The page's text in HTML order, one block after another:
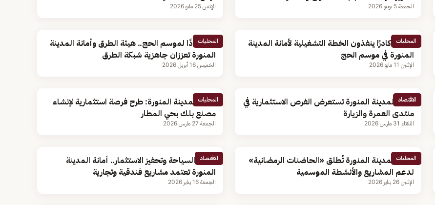
الجمعة 5 يونيو 2026 الإثنين 25 مايو 2026
المحليات
5730 كادرًا ينفذون الخطة التشغيلية لأمانة المدينة
المنورة في موسم الحج
الإثنين 11 مايو 2026
المحليات
استعدادًا لموسم الحج.. هيئة الطرق وأمانة المدينة
المنورة تعززان جاهزية شبكة الطرق
الخميس 16 أبريل 2026
الاقتصاد
أمانة المدينة المنورة تستعرض الفرص الاستثمارية في
منتدى العمرة والزيارة
الثلاثاء 31 مارس 2026
المحليات
أمانة المدينة المنورة: طرح فرصة استثمارية لإنشاء
مصنع بلك بحي المطار
الجمعة 27 مارس 2026
المحليات
أمانة المدينة المنورة تُطلق «الحاضنات الرمضانية»
لدعم المشاريع والأنشطة الموسمية
الإثنين 26 يناير 2026
الاقتصاد
لتعزيز السياحة وتحفيز الاستثمار.. أمانة المدينة
المنورة تعتمد مشاريع فندقية وتجارية
الجمعة 16 يناير 2026